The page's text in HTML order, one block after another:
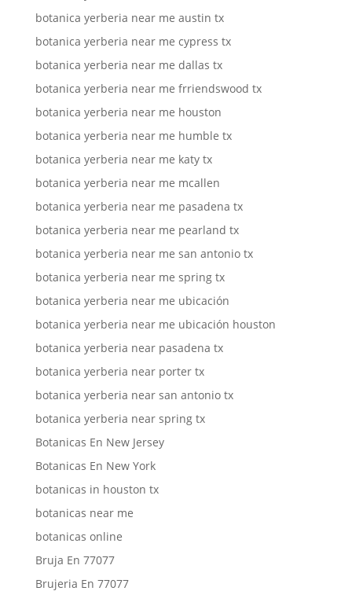
botanica yerberia near me austin tx
botanica yerberia near me cypress tx
botanica yerberia near me dallas tx
botanica yerberia near me frriendswood tx
botanica yerberia near me houston
botanica yerberia near me humble tx
botanica yerberia near me katy tx
botanica yerberia near me mcallen
botanica yerberia near me pasadena tx
botanica yerberia near me pearland tx
botanica yerberia near me san antonio tx
botanica yerberia near me spring tx
botanica yerberia near me ubicación
botanica yerberia near me ubicación houston
botanica yerberia near pasadena tx
botanica yerberia near porter tx
botanica yerberia near san antonio tx
botanica yerberia near spring tx
Botanicas En New Jersey
Botanicas En New York
botanicas in houston tx
botanicas near me
botanicas online
Bruja En 77077
Brujeria En 77077